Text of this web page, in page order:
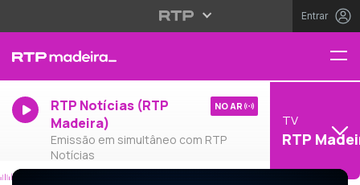
Entrar
RTP Notícias (RTP
Madeira)
Emissão em simultâneo com RTP
Notícias
NO AR
TV
RTP